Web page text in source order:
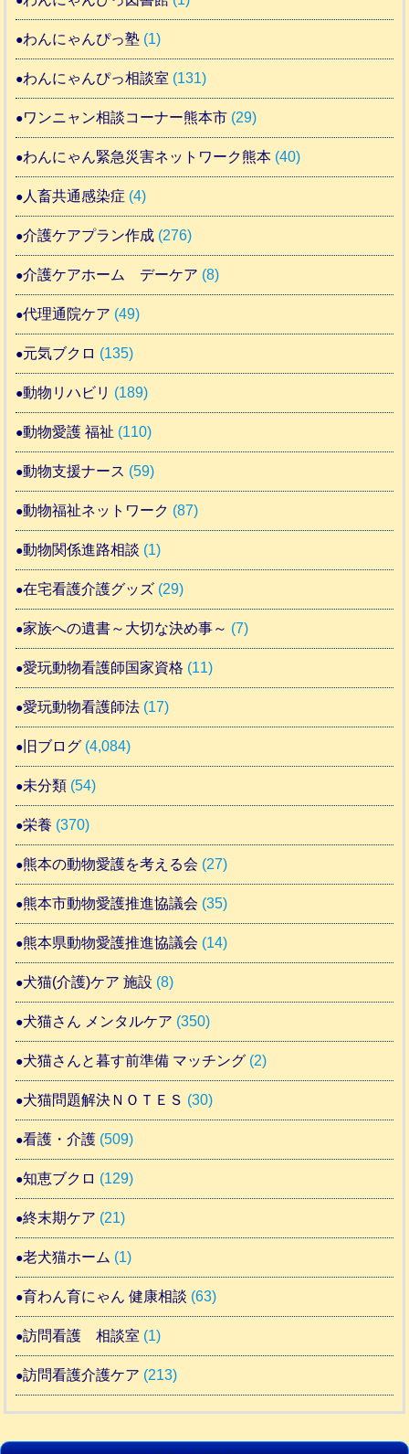
わんにゃんぴっ塾 (1)
わんにゃんぴっ相談室 (131)
ワンニャン相談コーナー熊本市 (29)
わんにゃん緊急災害ネットワーク熊本 (40)
人畜共通感染症 (4)
介護ケアプラン作成 (276)
介護ケアホーム デーケア (8)
代理通院ケア (49)
元気ブクロ (135)
動物リハビリ (189)
動物愛護 福祉 (110)
動物支援ナース (59)
動物福祉ネットワーク (87)
動物関係進路相談 (1)
在宅看護介護グッズ (29)
家族への遺書～大切な決め事～ (7)
愛玩動物看護師国家資格 (11)
愛玩動物看護師法 (17)
旧ブログ (4,084)
未分類 (54)
栄養 (370)
熊本の動物愛護を考える会 (27)
熊本市動物愛護推進協議会 (35)
熊本県動物愛護推進協議会 (14)
犬猫(介護)ケア 施設 (8)
犬猫さん メンタルケア (350)
犬猫さんと暮す前準備 マッチング (2)
犬猫問題解決ＮＯＴＥＳ (30)
看護・介護 (509)
知恵ブクロ (129)
終末期ケア (21)
老犬猫ホーム (1)
育わん育にゃん 健康相談 (63)
訪問看護 相談室 (1)
訪問看護介護ケア (213)